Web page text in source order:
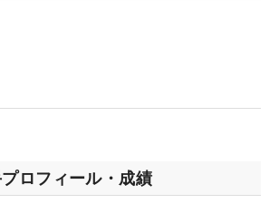
ロフィール・成績